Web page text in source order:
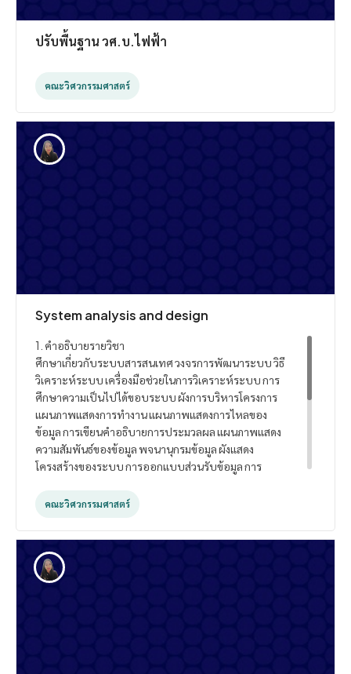
ปรับพื้นฐาน วศ.บ.ไฟฟ้า
คณะวิศวกรรมศาสตร์
System analysis and design
1. คำอธิบายรายวิชา
ศึกษาเกี่ยวกับระบบสารสนเทศ วงจรการพัฒนาระบบ วิธี
วิเคราะห์ระบบ เครื่องมือช่วยในการวิเคราะห์ระบบ การ
ศึกษาความเป็นไปได้ขอบระบบ ผังการบริหารโครงการ
แผนภาพแสดงการทำงาน แผนภาพแสดงการไหลของ
ข้อมูล การเขียนคำอธิบายการประมวลผล แผนภาพแสดง
ความสัมพันธ์ของข้อมูล พจนานุกรมข้อมูล ผังแสดง
โครงสร้างของระบบ การออกแบบส่วนรับข้อมูล การ
ใช้ การกำหนดคุณสมบัติของระบบฮาร์ดแวร์และเครือข่าย
45 ชั่วโมงต่อภาคการศึกษา สอนเสริม : สอนเสริมตามความ
ต้องการของนักศึกษาเฉพาะราย การฝึกปฏิบัติ/งานภาค
สนาม/การฝึกงาน : ไม่มีการฝึกปฏิบัติ การศึกษาด้วยตนเอง
คณะวิศวกรรมศาสตร์